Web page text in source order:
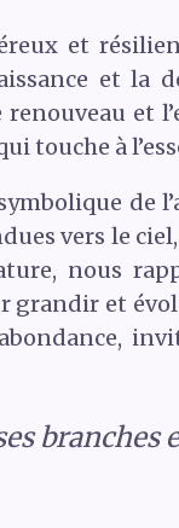
et
et la
et
touche à
de
vers le
nous
grandir et